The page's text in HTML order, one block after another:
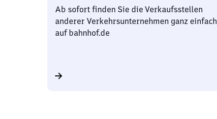
Ab sofort finden Sie die Verkaufsstellen
anderer Verkehrsunternehmen ganz einfach
auf bahnhof.de